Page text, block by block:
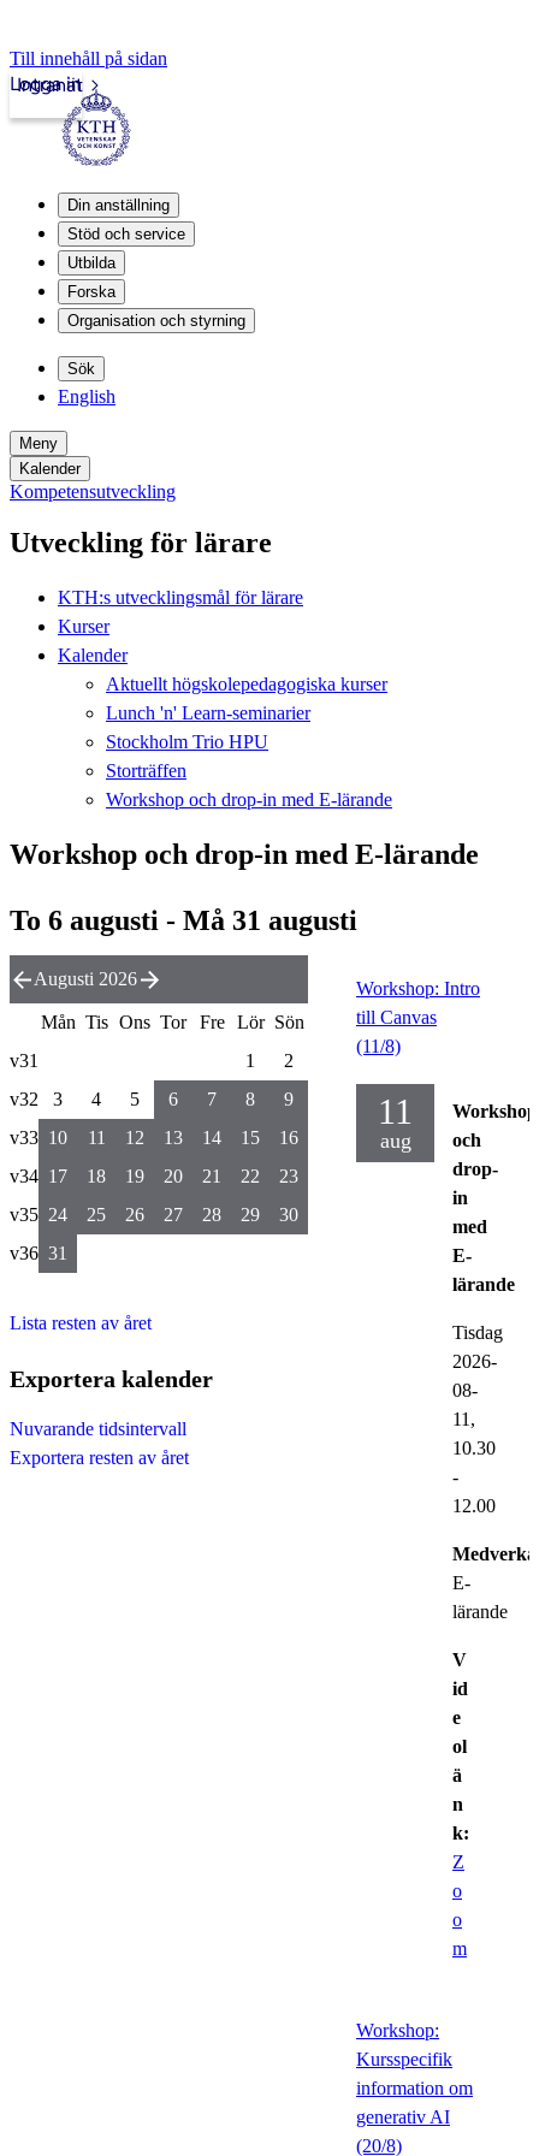
Till innehåll på sidan
Intranät
Logga in
Din anställning
Stöd och service
Utbilda
Forska
Organisation och styrning
Sök
English
Meny
Kalender
Kompetensutveckling
Utveckling för lärare
KTH:s utvecklingsmål för lärare
Kurser
Kalender
Aktuellt högskolepedagogiska kurser
Lunch 'n' Learn-seminarier
Stockholm Trio HPU
Storträffen
Workshop och drop-in med E-lärande
Workshop och drop-in med E-lärande
To 6 augusti - Må 31 augusti
Workshop: Intro
till Canvas
(11/8)
11
aug
Workshop
och
drop-
in
med
E-
lärande
Tisdag
2026-
08-
11,
10.30
-
12.00
E-
lärande
V
id
e
ol
ä
n
k:
Z
o
o
m
Workshop:
Kursspecifik
information om
generativ AI
(20/8)
Augusti 2026
Mån Tis Ons Tor Fre Lör Sön
v31
1
2
v32
3 4 5 6 7 8
9
v33 10 11 12 13 14 15
16
v34 17 18 19 20 21 22
23
v35 24 25 26 27 28 29
30
v36 31
Lista resten av året
Exportera kalender
Nuvarande tidsintervall
Exportera resten av året